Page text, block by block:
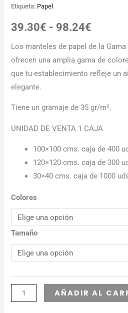
Etiqueta: Papel
39.30€ - 98.24€
Los manteles de papel de la
ofrecen una amplia gama de
que tu establecimiento refleje un
elegante.
Tiene un gramaje de 35 gr/m².
UNIDAD DE VENTA 1 CAJA
100×100 cms. caja de 400
120×120 cms. caja de 300
30×40 cms. caja de 1000
Colores
Tamaño
AÑADIR AL